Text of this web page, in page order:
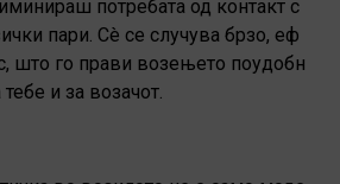
потребата од контакт с
пари. Сè се случува брзо, еф
што го прави возењето поудобн
и за возачот.